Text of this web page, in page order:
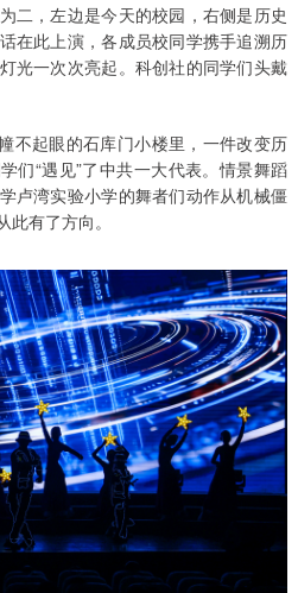
二，左边是今天的校园，右侧是历史
在此上演，各成员校同学携手追溯历
光一次次亮起。科创社的同学们头戴
不起眼的石库门小楼里，一件改变历
“遇见”了中共一大代表。情景舞蹈
卢湾实验小学的舞者们动作从机械僵
有了方向。